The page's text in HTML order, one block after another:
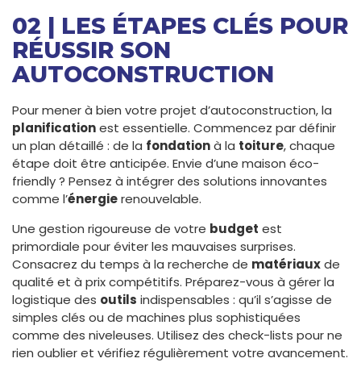
02 | LES ÉTAPES CLÉS POUR
RÉUSSIR SON
AUTOCONSTRUCTION
Pour mener à bien votre projet d’autoconstruction, la
planificationest essentielle. Commencez par définir
un plan détaillé : de la fondationà la toiture, chaque
étape doit être anticipée. Envie d’une maison éco-
friendly ? Pensez à intégrer des solutions innovantes
comme l’énergierenouvelable.
Une gestion rigoureuse de votre budget est
primordiale pour éviter les mauvaises surprises.
Consacrez du temps à la recherche de matériauxde
qualité et à prix compétitifs. Préparez-vous à gérer la
logistique des outils indispensables : qu’il s’agisse de
simples clés ou de machines plus sophistiquées
comme des niveleuses. Utilisez des check-lists pour ne
rien oublier et vérifiez régulièrement votre avancement.